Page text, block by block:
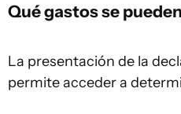
Qué gastos se
La presentación de la
permite acceder a